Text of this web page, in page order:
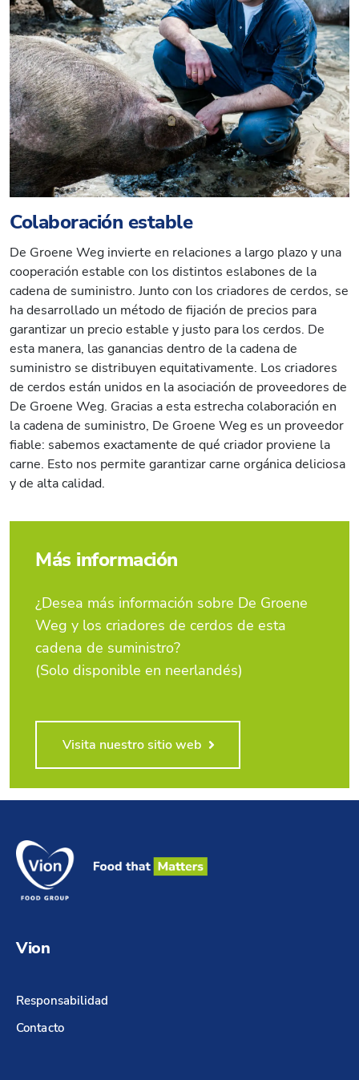
Colaboración estable
De Groene Weg invierte en relaciones a largo plazo y una
cooperación estable con los distintos eslabones de la
cadena de suministro. Junto con los criadores de cerdos, se
ha desarrollado un método de fijación de precios para
garantizar un precio estable y justo para los cerdos. De
esta manera, las ganancias dentro de la cadena de
suministro se distribuyen equitativamente. Los criadores
de cerdos están unidos en la asociación de proveedores de
De Groene Weg. Gracias a esta estrecha colaboración en
la cadena de suministro, De Groene Weg es un proveedor
fiable: sabemos exactamente de qué criador proviene la
carne. Esto nos permite garantizar carne orgánica deliciosa
y de alta calidad.
Más información
¿Desea más información sobre De Groene
Weg y los criadores de cerdos de esta
cadena de suministro?
(Solo disponible en neerlandés)
Visita nuestro sitio web
Vion
Responsabilidad
Contacto